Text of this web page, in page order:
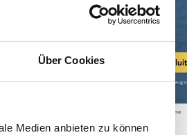
Über Cookies
Medien anbieten zu können